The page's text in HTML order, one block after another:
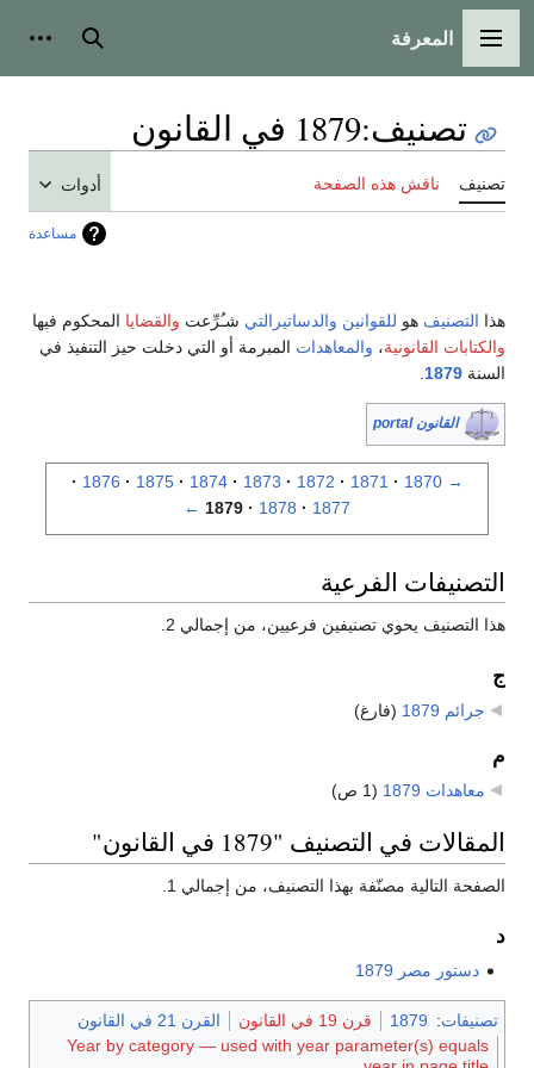
القائمة الرئيسية
المعرفة بحث
تصنيف:1879 في القانون
تصنيف ناقش هذه الصفحة أدوات
مساعدة
هذا التصنيف هو للقوانين والدساتيرالتي شـُرِّعت والقضايا المحكوم فيها
والكتابات القانونية، والمعاهدات المبرمة أو التي دخلت حيز التنفيذ في
السنة 1879
القانون portal
→
1870
1871
1872
1873
1874
1875
1876
1877
1878
1879
←
التصنيفات الفرعية
هذا التصنيف يحوي تصنيفين فرعيين، من إجمالي 2.
ج
جرائم 1879 (فارغ)
م
معاهدات 1879 (1 ص)
المقالات في التصنيف "1879 في القانون"
الصفحة التالية مصنّفة بهذا التصنيف، من إجمالي 1.
د
دستور مصر 1879
تصنيفات:
1879 قرن 19 في القانون
القرن 21 في القانون
Year by category — used with year parameter(s) equals